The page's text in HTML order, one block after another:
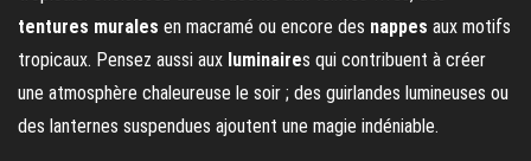
tentures murales en macramé ou encore des nappes aux motifs
tropicaux. Pensez aussi aux luminaires qui contribuent à créer
une atmosphère chaleureuse le soir ; des guirlandes lumineuses ou
des lanternes suspendues ajoutent une magie indéniable.